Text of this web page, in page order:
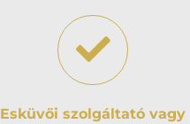
Esküvői szolgáltató vagy